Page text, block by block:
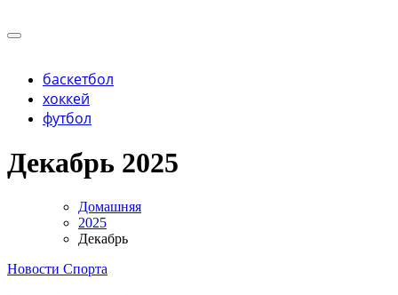
к
info@gosrf.ru +7 (495) 920-51-49
Учредитель ООО "Клуб регионов", ИНН 6685155934
Генеральный директор: Чернокоз Ольга Валерьевна
info@gosrf.ru +7 (495) 920-51-49
баскетбол
хоккей
футбол
Декабрь 2025
Домашняя
2025
Декабрь
Новости Спорта